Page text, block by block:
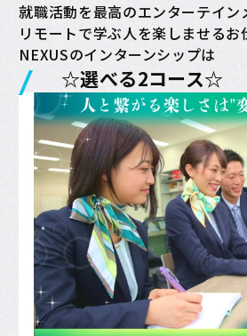
就職活動を最高のエンターテイン
リモートで学ぶ人を楽しませるお
NEXUSのインターンシップは
☆選べる2コース☆